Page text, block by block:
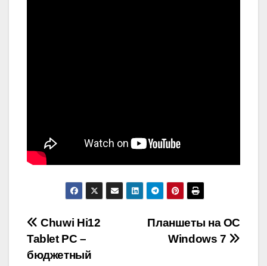
Навигация
по
Планшеты на ОС
Windows 7
Chuwi Hi12
Tablet PC –
бюджетный